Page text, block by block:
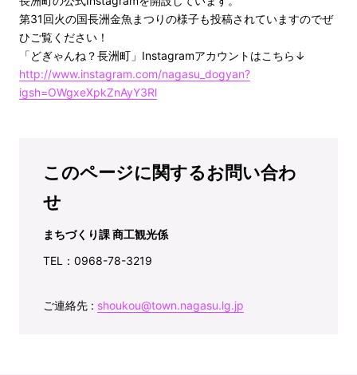
第31回火の国長洲金魚まつりの様子も投稿されていますのでぜ
ひご覧ください！
「どぎゃんね？長洲町」Instagramアカウントはこちら↓
http://www.instagram.com/nagasu_dogyan?
igsh=OWgxeXpkZnAyY3Rl
このページに関するお問い合わ
せ
まちづくり課 商工観光係
TEL：0968-78-3219
ご連絡先 : shoukou@town.nagasu.lg.jp